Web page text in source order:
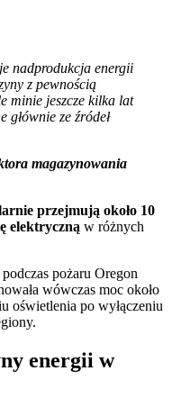
nadprodukcja energii
z pewnością
minie jeszcze kilka lat
głównie ze źródeł
magazynowania
przejmują około 10
elektryczną w różnych
pożaru Oregon
wówczas moc około
oświetlenia po wyłączeniu
energii w